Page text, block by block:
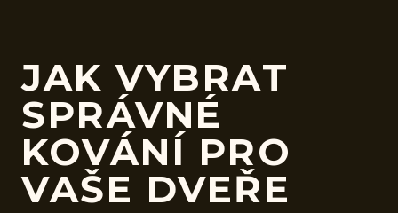
JAK VYBRAT
SPRÁVNÉ
KOVÁNÍ PRO
VAŠE DVEŘE